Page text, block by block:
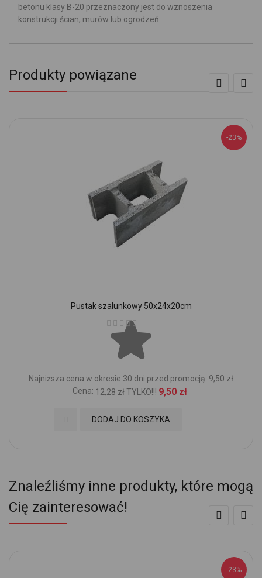
betonu klasy B-20 przeznaczony jest do wznoszenia
konstrukcji ścian, murów lub ogrodzeń
Produkty powiązane
-23%
Pustak szalunkowy 50x24x20cm
Ocena:
Najniższa cena w okresie 30 dni przed promocją: 9,50 zł
Cena: 12,28 zł TYLKO!!! 9,50 zł
DODAJ DO KOSZYKA
Dodaj do Ulubionych
Znaleźliśmy inne produkty, które mogą
Cię zainteresować!
-23%